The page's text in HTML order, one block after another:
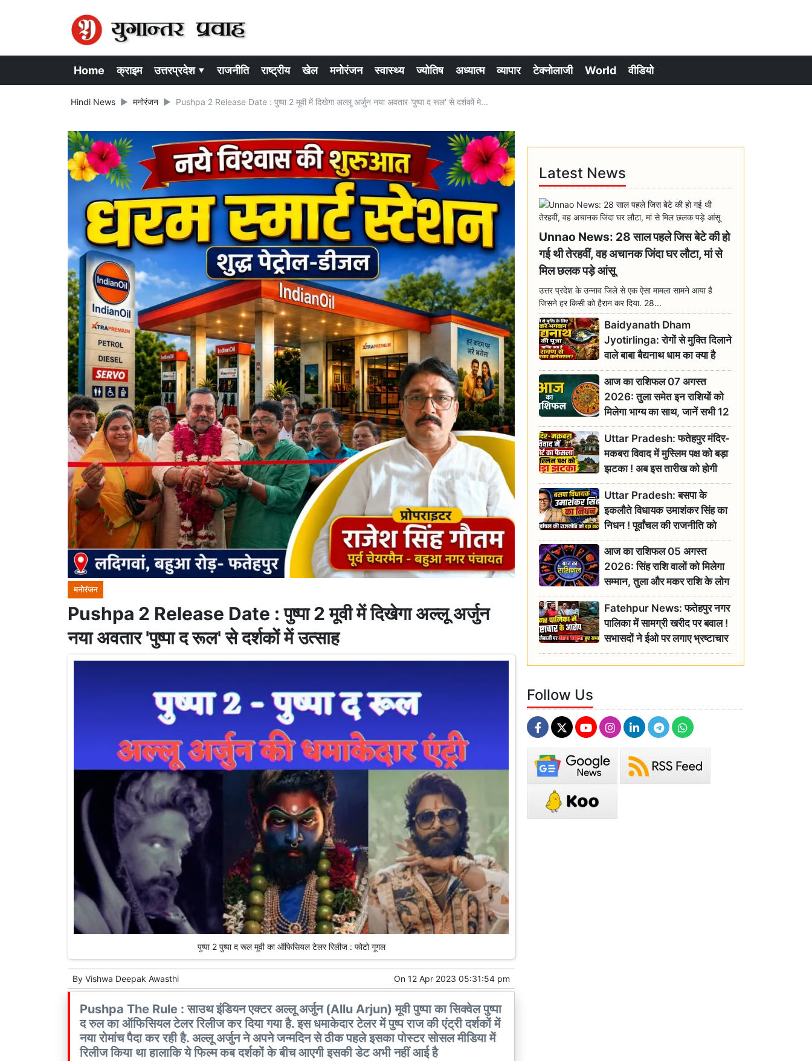
Home क्राइम उत्तरप्रदेश ▾ राजनीति राष्ट्रीय खेल मनोरंजन स्वास्थ्य ज्योतिष अध्यात्म व्यापार टेक्नोलाजी World वीडियो
Hindi News मनोरंजन Pushpa 2 Release Date : पुष्पा 2 मूवी में दिखेगा अल्लू अर्जुन नया अवतार 'पुष्पा द रूल' से दर्शकों मे...
मनोरंजन
Pushpa 2 Release Date : पुष्पा 2 मूवी में दिखेगा अल्लू अर्जुन
नया अवतार 'पुष्पा द रूल' से दर्शकों में उत्साह
पुष्पा 2 पुष्पा द रूल मूवी का ऑफिसियल टेलर रिलीज : फोटो गूगल
By Vishwa Deepak Awasthi On 12 Apr 2023 05:31:54 pm
Pushpa The Rule : साउथ इंडियन एक्टर अल्लू अर्जुन (Allu Arjun) मूवी पुष्पा का सिक्वेल पुष्पा
द रुल का ऑफिसियल टेलर रिलीज कर दिया गया है. इस धमाकेदार टेलर में पुष्प राज की एंट्री दर्शकों में
नया रोमांच पैदा कर रही है. अल्लू अर्जुन ने अपने जन्मदिन से ठीक पहले इसका पोस्टर सोसल मीडिया में
रिलीज किया था हालाकि ये फिल्म कब दर्शकों के बीच आएगी इसकी डेट अभी नहीं आई है
Latest News
Unnao News: 28 साल पहले जिस बेटे की हो
गई थी तेरहवीं, वह अचानक जिंदा घर लौटा, मां से
मिल छलक पड़े आंसू
उत्तर प्रदेश के उन्नाव जिले से एक ऐसा मामला सामने आया है
जिसने हर किसी को हैरान कर दिया. 28...
Baidyanath Dham
Jyotirlinga: रोगों से मुक्ति दिलाने
वाले बाबा बैद्यनाथ धाम का क्या है
रावण से संबंध? जानिए ज्योतिर्लिंग की
महिमा
आज का राशिफल 07 अगस्त
2026: तुला समेत इन राशियों को
मिलेगा भाग्य का साथ, जानें सभी 12
राशियों का दैनिक भाग्यफल
Uttar Pradesh: फतेहपुर मंदिर-
मकबरा विवाद में मुस्लिम पक्ष को बड़ा
झटका ! अब इस तारीख को होगी
सुनवाई
Uttar Pradesh: बसपा के
इकलौते विधायक उमाशंकर सिंह का
निधन ! पूर्वांचल की राजनीति को
बड़ा झटका, योगी ने जताया दुःख
आज का राशिफल 05 अगस्त
2026: सिंह राशि वालों को मिलेगा
सम्मान, तुला और मकर राशि के लोग
रहें सतर्क
Fatehpur News: फतेहपुर नगर
पालिका में सामग्री खरीद पर बवाल !
सभासदों ने ईओ पर लगाए भ्रष्टाचार
के गंभीर आरोप
Follow Us